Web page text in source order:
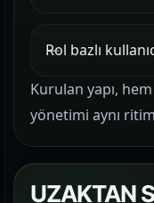
Rol bazlı
Kurulan yapı,
yönetimi aynı
UZAKTAN